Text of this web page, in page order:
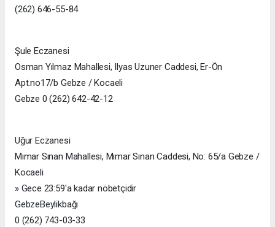
(262) 646-55-84
Şule Eczanesi
Osman Yılmaz Mahallesi, Ilyas Uzuner Caddesi, Er-Ön
Apt.no17/b Gebze / Kocaeli
Gebze 0 (262) 642-42-12
Uğur Eczanesi
Mımar Sınan Mahallesi, Mımar Sınan Caddesi, No: 65/a Gebze /
Kocaeli
» Gece 23:59'a kadar nöbetçidir
GebzeBeylikbağı
0 (262) 743-03-33